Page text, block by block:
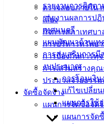
ตรวจสอบภายใน
เสี่ยง
กิจการสภาเทศบา
การบริหารทรัพย
การป้องกันการทุ
การเสริมสร้างคุ
ประมวลจริยธรร
จัดซื้อจัดจ้าง
แผนการจัดซื้อจัดจ้
แผนการจัด
รายงานการติดต
รายงานผลการป
เทศมนตรี
แผนพัฒนาด้านเท
การส่งเสริมการ
งบประมาณ
การโอนเงิ
แก้ไขเปลี่ย
แผนการใช้
ข่าวสาร
ข้อมูล
ข่าวสาร
อิเล็กทรอนิกส์
องค์
ความรู้
(Knowledge
Management)